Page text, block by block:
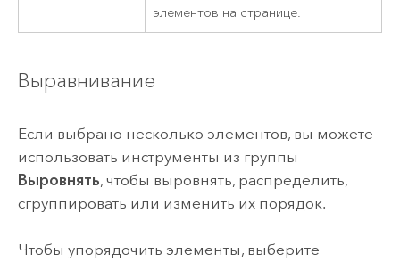
элементов на странице.
Выравнивание
Если выбрано несколько элементов, вы можете
использовать инструменты из группы
Выровнять, чтобы выровнять, распределить,
сгруппировать или изменить их порядок.
Чтобы упорядочить элементы, выберите